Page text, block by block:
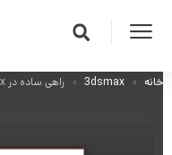
خانه 3dsmax راهی ساده در ۳DsMax برای تراز کرد دقیق به کمک Snap